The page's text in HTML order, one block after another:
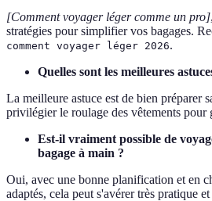
[Comment voyager léger comme un pro]
stratégies pour simplifier vos bagages.
comment voyager léger 2026.
Quelles sont les meilleures
La meilleure astuce est de bien préparer
privilégier le roulage des vêtements pour
Est-il vraiment possible de
bagage à main ?
Oui, avec une bonne planification et en
adaptés, cela peut s'avérer très pratique